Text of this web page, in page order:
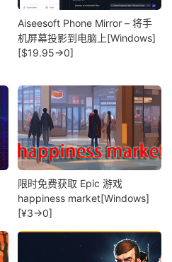
Aiseesoft Phone Mirror – 将手
机屏幕投影到电脑上[Windows]
[$19.95→0]
限时免费获取 Epic 游戏
happiness market[Windows]
[¥3→0]